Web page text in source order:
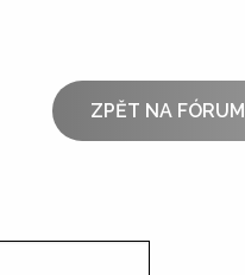
ZPĚT NA FÓRUM